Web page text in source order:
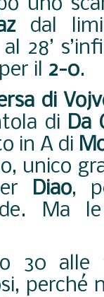
uno
dal
28’
il 2-0.
di
di Da
in A di
unico
Diao,
Ma
30
perché